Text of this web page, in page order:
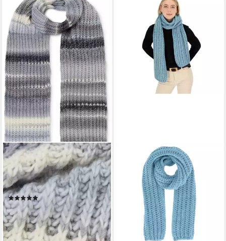
CINQUE
Strickschal AURORA, aus
kuschelweicher Wollmischung
gestrickt, made in Italy
(2)
28,72 € UVP 69,99 €
-59%
lieferbar - in 1-2 Werktagen bei dir